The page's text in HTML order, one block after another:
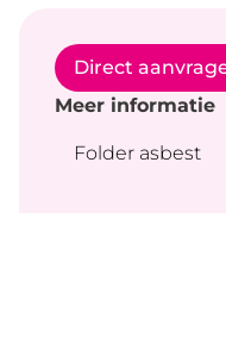
Direct
Meer informatie
Folder asbest